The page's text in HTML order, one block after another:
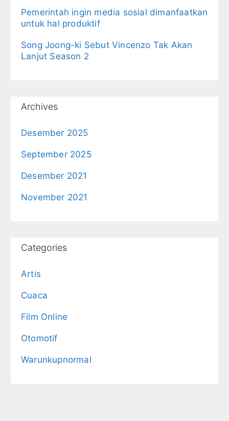
Pemerintah ingin media sosial dimanfaatkan
untuk hal produktif
Song Joong-ki Sebut Vincenzo Tak Akan
Lanjut Season 2
Archives
Desember 2025
September 2025
Desember 2021
November 2021
Categories
Artis
Cuaca
Film Online
Otomotif
Warunkupnormal